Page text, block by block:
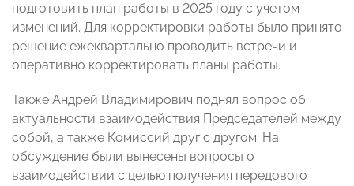
подготовить план работы в 2025 году с учетом
изменений. Для корректировки работы было принято
решение ежеквартально проводить встречи и
оперативно корректировать планы работы.
Также Андрей Владимирович поднял вопрос об
актуальности взаимодействия Председателей между
собой, а также Комиссий друг с другом. На
обсуждение были вынесены вопросы о
взаимодействии с целью получения передового